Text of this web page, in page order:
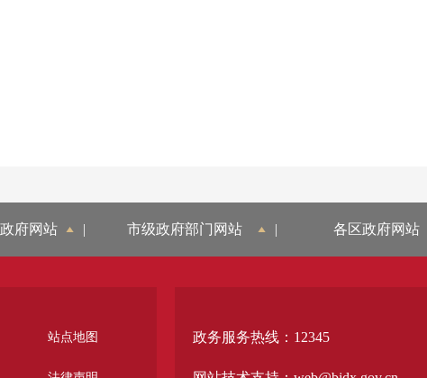
府网站 | 市级政府部门网站 | 各区政府网站
站点地图 政务服务热线：12345